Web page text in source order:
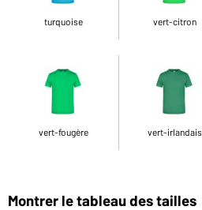
turquoise vert-citron
vert-fougère vert-irlandais
Montrer le tableau des tailles